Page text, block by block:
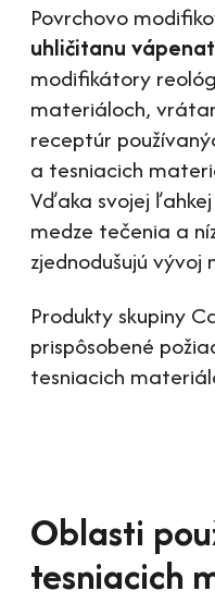
Povrchovo
uhličitanu
modifikátory
materiáloch,
receptúr
a tesniacich
Vďaka svojej
medze tečenia a
zjednodušujú vývoj
Produkty skupiny
prispôsobené
tesniacich
Oblasti
tesniacich